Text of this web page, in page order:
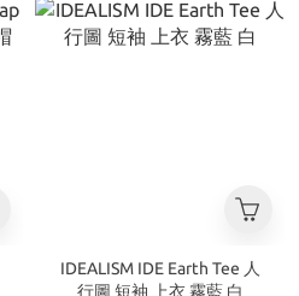
IDEALISM IDE Earth Tee 人
行圖 短袖 上衣 霧藍 白